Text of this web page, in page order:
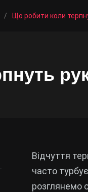
/ Що робити коли
Відчуття
часто
розглянемо